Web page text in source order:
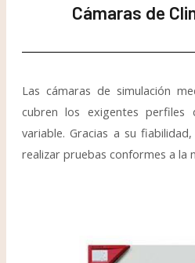
Cámaras de
Las cámaras de simulación
cubren los exigentes
variable. Gracias a su
realizar pruebas conformes a la